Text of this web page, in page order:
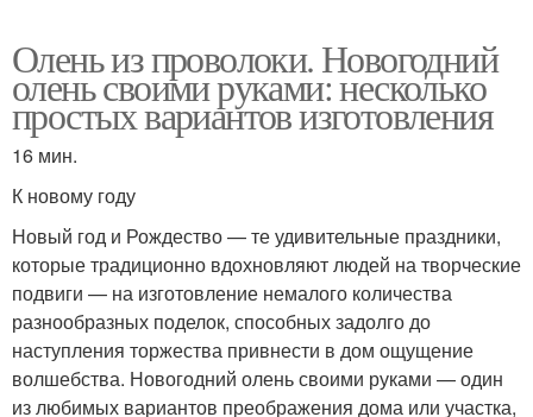
Олень из проволоки. Новогодний
олень своими руками: несколько
простых вариантов изготовления
16 мин.
К новому году
Новый год и Рождество — те удивительные праздники,
которые традиционно вдохновляют людей на творческие
подвиги — на изготовление немалого количества
разнообразных поделок, способных задолго до
наступления торжества привнести в дом ощущение
волшебства. Новогодний олень своими руками — один
из любимых вариантов преображения дома или участка,